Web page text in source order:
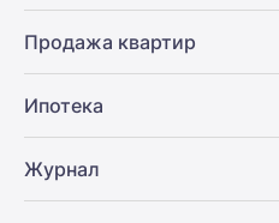
Продажа квартир
Ипотека
Журнал